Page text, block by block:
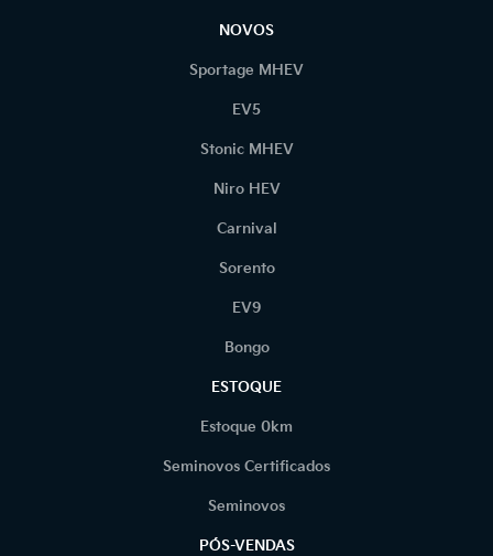
NOVOS
Sportage MHEV
EV5
Stonic MHEV
Niro HEV
Carnival
Sorento
EV9
Bongo
ESTOQUE
Estoque 0km
Seminovos Certificados
Seminovos
PÓS-VENDAS